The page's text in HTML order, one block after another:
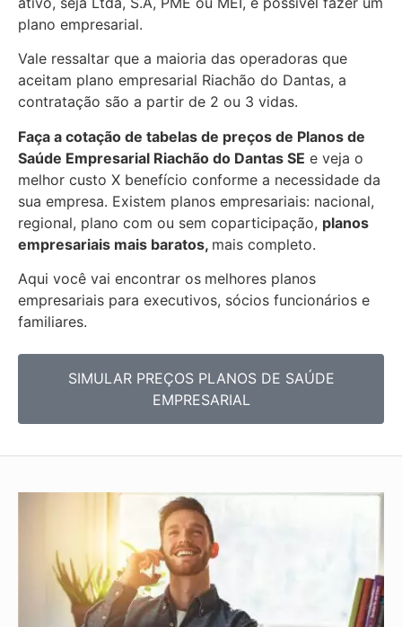
plano empresarial.
Vale ressaltar que a maioria das operadoras que
aceitam plano empresarial Riachão do Dantas, a
contratação são a partir de 2 ou 3 vidas.
Faça a cotação de tabelas de preços de Planos de
Saúde Empresarial Riachão do Dantas SE e veja o
melhor custo X benefício conforme a necessidade da
sua empresa. Existem planos empresariais: nacional,
regional, plano com ou sem coparticipação, planos
empresariais mais baratos, mais completo.
Aqui você vai encontrar os melhores planos
empresariais para executivos, sócios funcionários e
familiares.
SIMULAR PREÇOS PLANOS DE SAÚDE
EMPRESARIAL